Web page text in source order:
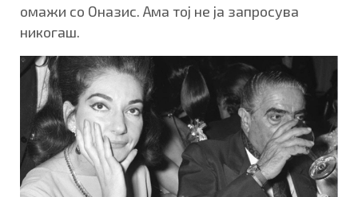
омажи со Оназис. Ама тој не ја запросува
никогаш.